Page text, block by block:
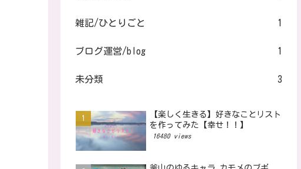
雑記/ひとりごと 1
ブログ運営/blog 1
未分類 3
【楽しく生きる】好きなことリスト
を作ってみた【幸せ！！】
16480 views